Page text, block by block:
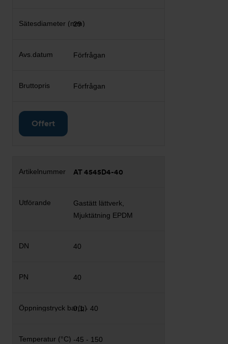
29
Förfrågan
Förfrågan
Offert
AT 4545D4-40
Gastätt lättverk,
Mjuktätning EPDM
40
40
0,1 - 40
-45 - 150